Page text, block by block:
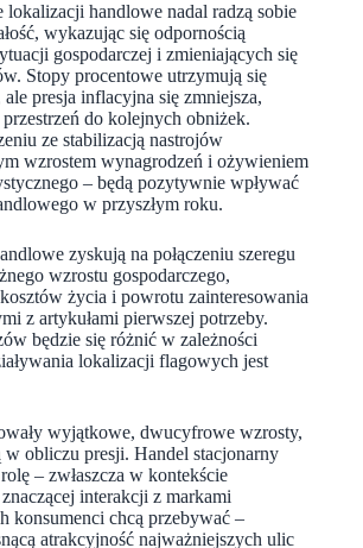
lokalizacji handlowe nadal radzą sobie
wykazując się odpornością
gospodarczej i zmieniających się
Stopy procentowe utrzymują się
presja inflacyjna się zmniejsza,
do kolejnych obniżek.
ze stabilizacją nastrojów
wzrostem wynagrodzeń i ożywieniem
– będą pozytywnie wpływać
w przyszłym roku.
zyskują na połączeniu szeregu
wzrostu gospodarczego,
życia i powrotu zainteresowania
z artykułami pierwszej potrzeby.
będzie się różnić w zależności
lokalizacji flagowych jest
wyjątkowe, dwucyfrowe wzrosty,
w obliczu presji. Handel stacjonarny
– zwłaszcza w kontekście
interakcji z markami
konsumenci chcą przebywać –
atrakcyjność najważniejszych ulic